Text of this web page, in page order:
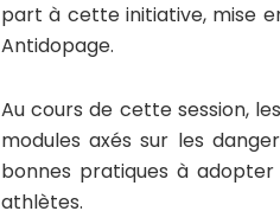
part à cette initiative, mise
Antidopage.
Au cours de cette session,
modules axés sur les
bonnes pratiques à
athlètes.